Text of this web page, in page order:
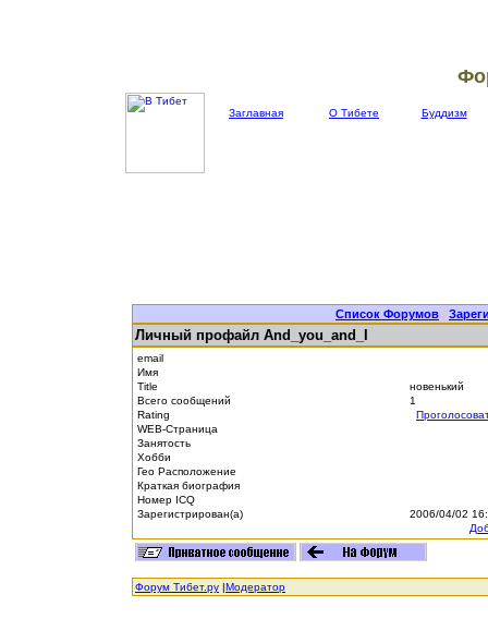
Заглавная О Тибете Буддизм
Список Форумов |
Личный профайл And_you_and_I
email
Имя
Title
новенький
Всего сообщений
1
Rating
WEB-Страница
Занятость
Хобби
Гео Расположение
Краткая биография
Номер ICQ
Зарегистрирован(а)
2006/04/02
Форум Тибет.ру |Модератор